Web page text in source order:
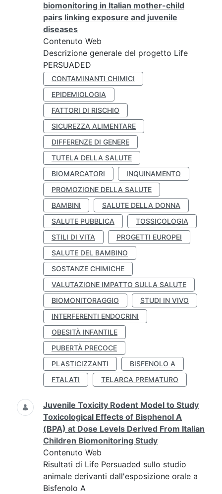
biomonitoring in Italian mother-child
pairs linking exposure and juvenile
diseases
Contenuto Web
Descrizione generale del progetto Life
PERSUADED
CONTAMINANTI CHIMICI
EPIDEMIOLOGIA
FATTORI DI RISCHIO
SICUREZZA ALIMENTARE
DIFFERENZE DI GENERE
TUTELA DELLA SALUTE
BIOMARCATORI
INQUINAMENTO
PROMOZIONE DELLA SALUTE
BAMBINI
SALUTE DELLA DONNA
SALUTE PUBBLICA
TOSSICOLOGIA
STILI DI VITA
PROGETTI EUROPEI
SALUTE DEL BAMBINO
SOSTANZE CHIMICHE
VALUTAZIONE IMPATTO SULLA SALUTE
BIOMONITORAGGIO
STUDI IN VIVO
INTERFERENTI ENDOCRINI
OBESITÀ INFANTILE
PUBERTÀ PRECOCE
PLASTICIZZANTI
BISFENOLO A
FTALATI
TELARCA PREMATURO
Juvenile Toxicity Rodent Model to Study
Toxicological Effects of Bisphenol A
(BPA) at Dose Levels Derived From Italian
Children Biomonitoring Study
Contenuto Web
Risultati di Life Persuaded sullo studio
animale derivanti dall'esposizione orale a
Bisfenolo A